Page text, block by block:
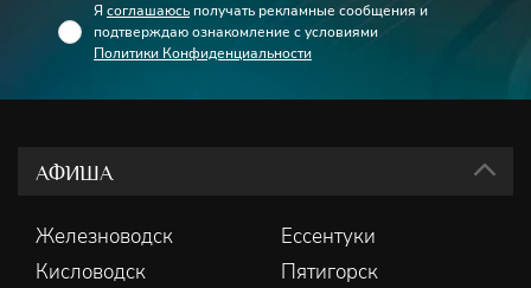
Я соглашаюсь получать рекламные сообщения и
подтверждаю ознакомление с условиями
Политики Конфиденциальности
АФИША
Железноводск
Ессентуки
Кисловодск
Пятигорск